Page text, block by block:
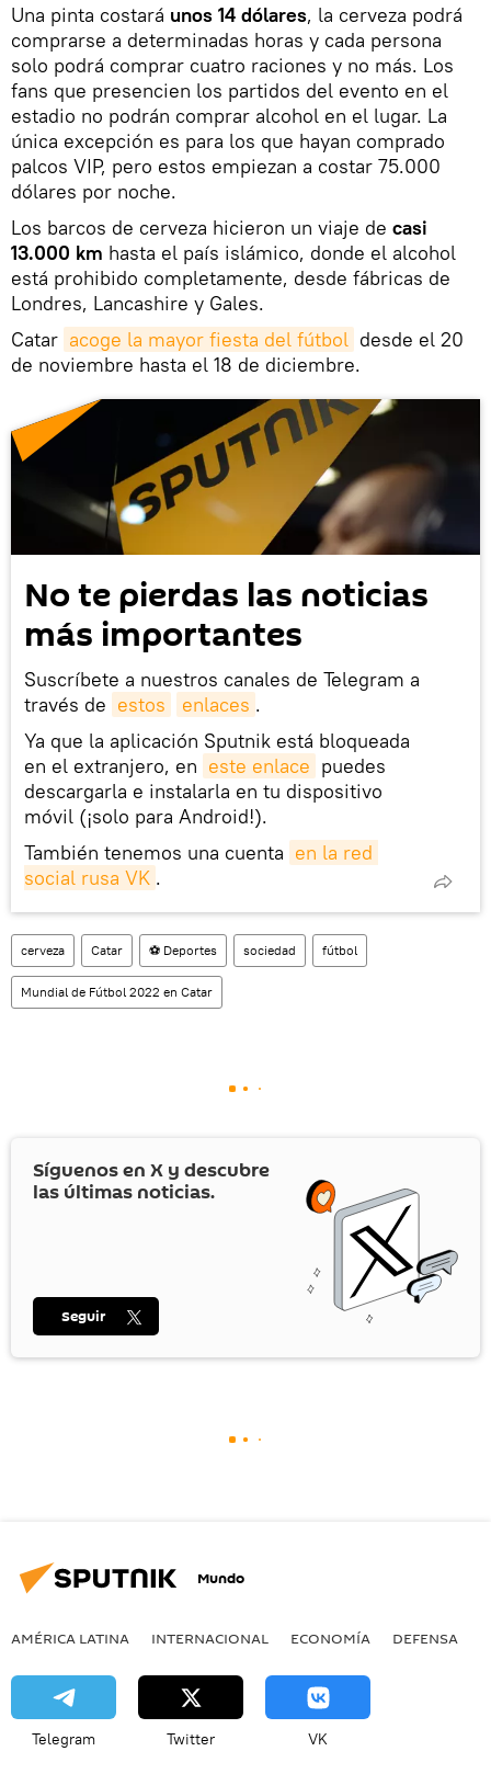
Una pinta costará unos 14 dólares, la cerveza podrá
comprarse a determinadas horas y cada persona
solo podrá comprar cuatro raciones y no más. Los
fans que presencien los partidos del evento en el
estadio no podrán comprar alcohol en el lugar. La
única excepción es para los que hayan comprado
palcos VIP, pero estos empiezan a costar 75.000
dólares por noche.
Los barcos de cerveza hicieron un viaje de casi
13.000 km hasta el país islámico, donde el alcohol
está prohibido completamente, desde fábricas de
Londres, Lancashire y Gales.
Catar acoge la mayor fiesta del fútbol desde el 20
de noviembre hasta el 18 de diciembre.
No te pierdas las noticias
más importantes
Suscríbete a nuestros canales de Telegram a
través de estos enlaces .
Ya que la aplicación Sputnik está bloqueada
en el extranjero, en este enlace puedes
descargarla e instalarla en tu dispositivo
móvil (¡solo para Android!).
También tenemos una cuenta en la red
social rusa VK .
cerveza Catar ⚽ Deportes sociedad fútbol
Mundial de Fútbol 2022 en Catar
Síguenos en X y descubre
las últimas noticias.
Seguir
Mundo
AMÉRICA LATINA INTERNACIONAL ECONOMÍA DEFENSA
Telegram Twitter VK